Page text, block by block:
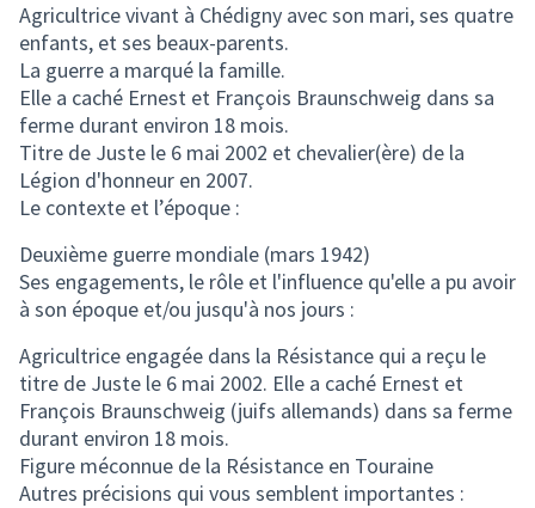
Agricultrice vivant à Chédigny avec son mari, ses quatre
enfants, et ses beaux-parents.
La guerre a marqué la famille.
Elle a caché Ernest et François Braunschweig dans sa
ferme durant environ 18 mois.
Titre de Juste le 6 mai 2002 et chevalier(ère) de la
Légion d'honneur en 2007.
Le contexte et l’époque :
Deuxième guerre mondiale (mars 1942)
Ses engagements, le rôle et l'influence qu'elle a pu avoir
à son époque et/ou jusqu'à nos jours :
Agricultrice engagée dans la Résistance qui a reçu le
titre de Juste le 6 mai 2002. Elle a caché Ernest et
François Braunschweig (juifs allemands) dans sa ferme
durant environ 18 mois.
Figure méconnue de la Résistance en Touraine
Autres précisions qui vous semblent importantes :